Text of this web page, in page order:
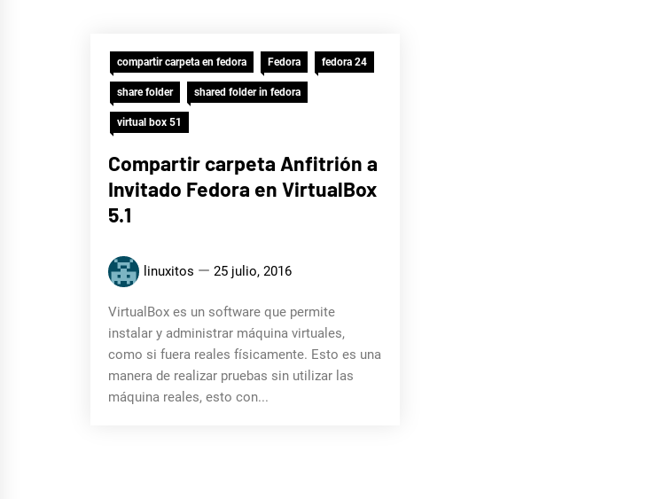
compartir carpeta en fedora Fedora fedora 24
share folder shared folder in fedora
virtual box 51
Compartir carpeta Anfitrión a
Invitado Fedora en VirtualBox
5.1
linuxitos 25 julio, 2016
VirtualBox es un software que permite
instalar y administrar máquina virtuales,
como si fuera reales físicamente. Esto es una
manera de realizar pruebas sin utilizar las
máquina reales, esto con...